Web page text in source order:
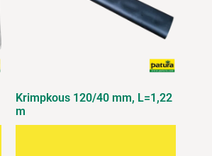
Krimpkous 120/40 mm, L=1,22
m